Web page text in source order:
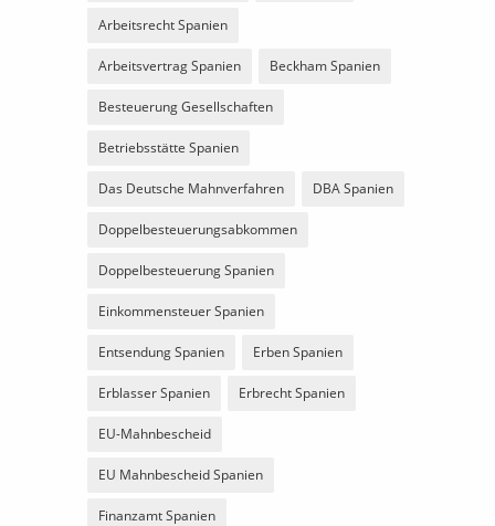
Arbeitsrecht Spanien
Arbeitsvertrag Spanien Beckham Spanien
Besteuerung Gesellschaften
Betriebsstätte Spanien
Das Deutsche Mahnverfahren DBA Spanien
Doppelbesteuerungsabkommen
Doppelbesteuerung Spanien
Einkommensteuer Spanien
Entsendung Spanien Erben Spanien
Erblasser Spanien Erbrecht Spanien
EU-Mahnbescheid
EU Mahnbescheid Spanien
Finanzamt Spanien